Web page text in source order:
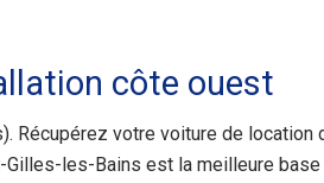
côte ouest
Récupérez votre voiture de location
Gilles-les-Bains est la meilleure